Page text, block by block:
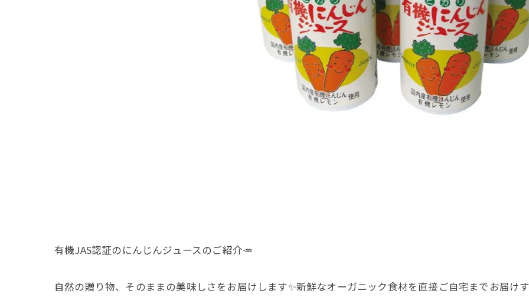
有機JAS認証のにんじんジュースのご紹介🥕
自然の贈り物、そのままの美味しさをお届けします✨新鮮なオーガニック食材を直接ご自宅までお届け